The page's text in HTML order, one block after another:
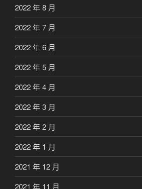
2022 年 8 月
2022 年 7 月
2022 年 6 月
2022 年 5 月
2022 年 4 月
2022 年 3 月
2022 年 2 月
2022 年 1 月
2021 年 12 月
2021 年 11 月